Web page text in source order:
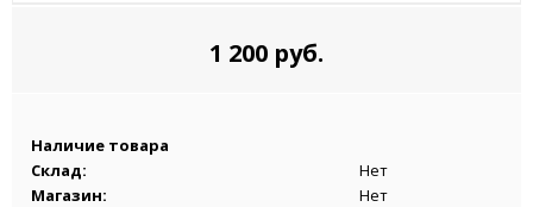
1 200 руб.
Наличие товара
Склад:
Нет
Магазин:
Нет